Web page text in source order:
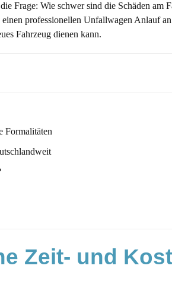
Frage: Wie schwer sind die Schäden
professionellen Unfallwagen Anlauf
Fahrzeug dienen kann.
Formalitäten
Zeit- und